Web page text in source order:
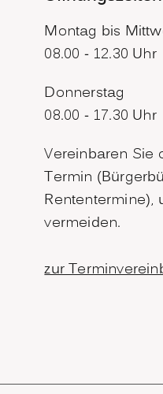
Montag bis
08.00 - 12.30 Uhr
Donnerstag
08.00 - 17.30 Uhr
Vereinbaren Sie
Termin
Rententermine),
vermeiden.
zur